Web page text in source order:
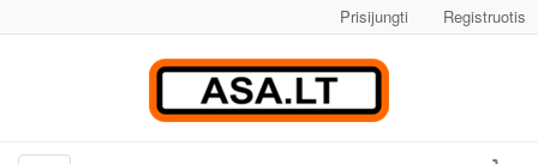
Prisijungti Registruotis